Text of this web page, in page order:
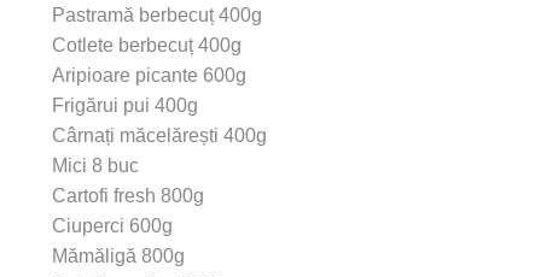
Pastramă berbecuț 400g
Cotlete berbecuț 400g
Aripioare picante 600g
Frigărui pui 400g
Cârnați măcelărești 400g
Mici 8 buc
Cartofi fresh 800g
Ciuperci 600g
Mămăligă 800g